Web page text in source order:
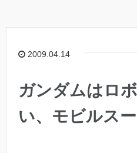
2009.04.14
ガンダムはロ
い、モビルス